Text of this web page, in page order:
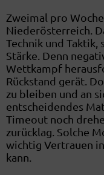
Zweimal pro
Niederösterreich.
Technik und Taktik,
Stärke. Denn
Wettkampf
Rückstand gerät.
zu bleiben und an
entscheidendes
Timeout noch
zurücklag. Solche
wichtig Vertrauen
kann.